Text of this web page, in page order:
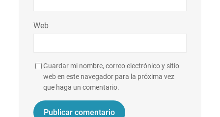
Web
Guardar mi nombre, correo electrónico y sitio
web en este navegador para la próxima vez
que haga un comentario.